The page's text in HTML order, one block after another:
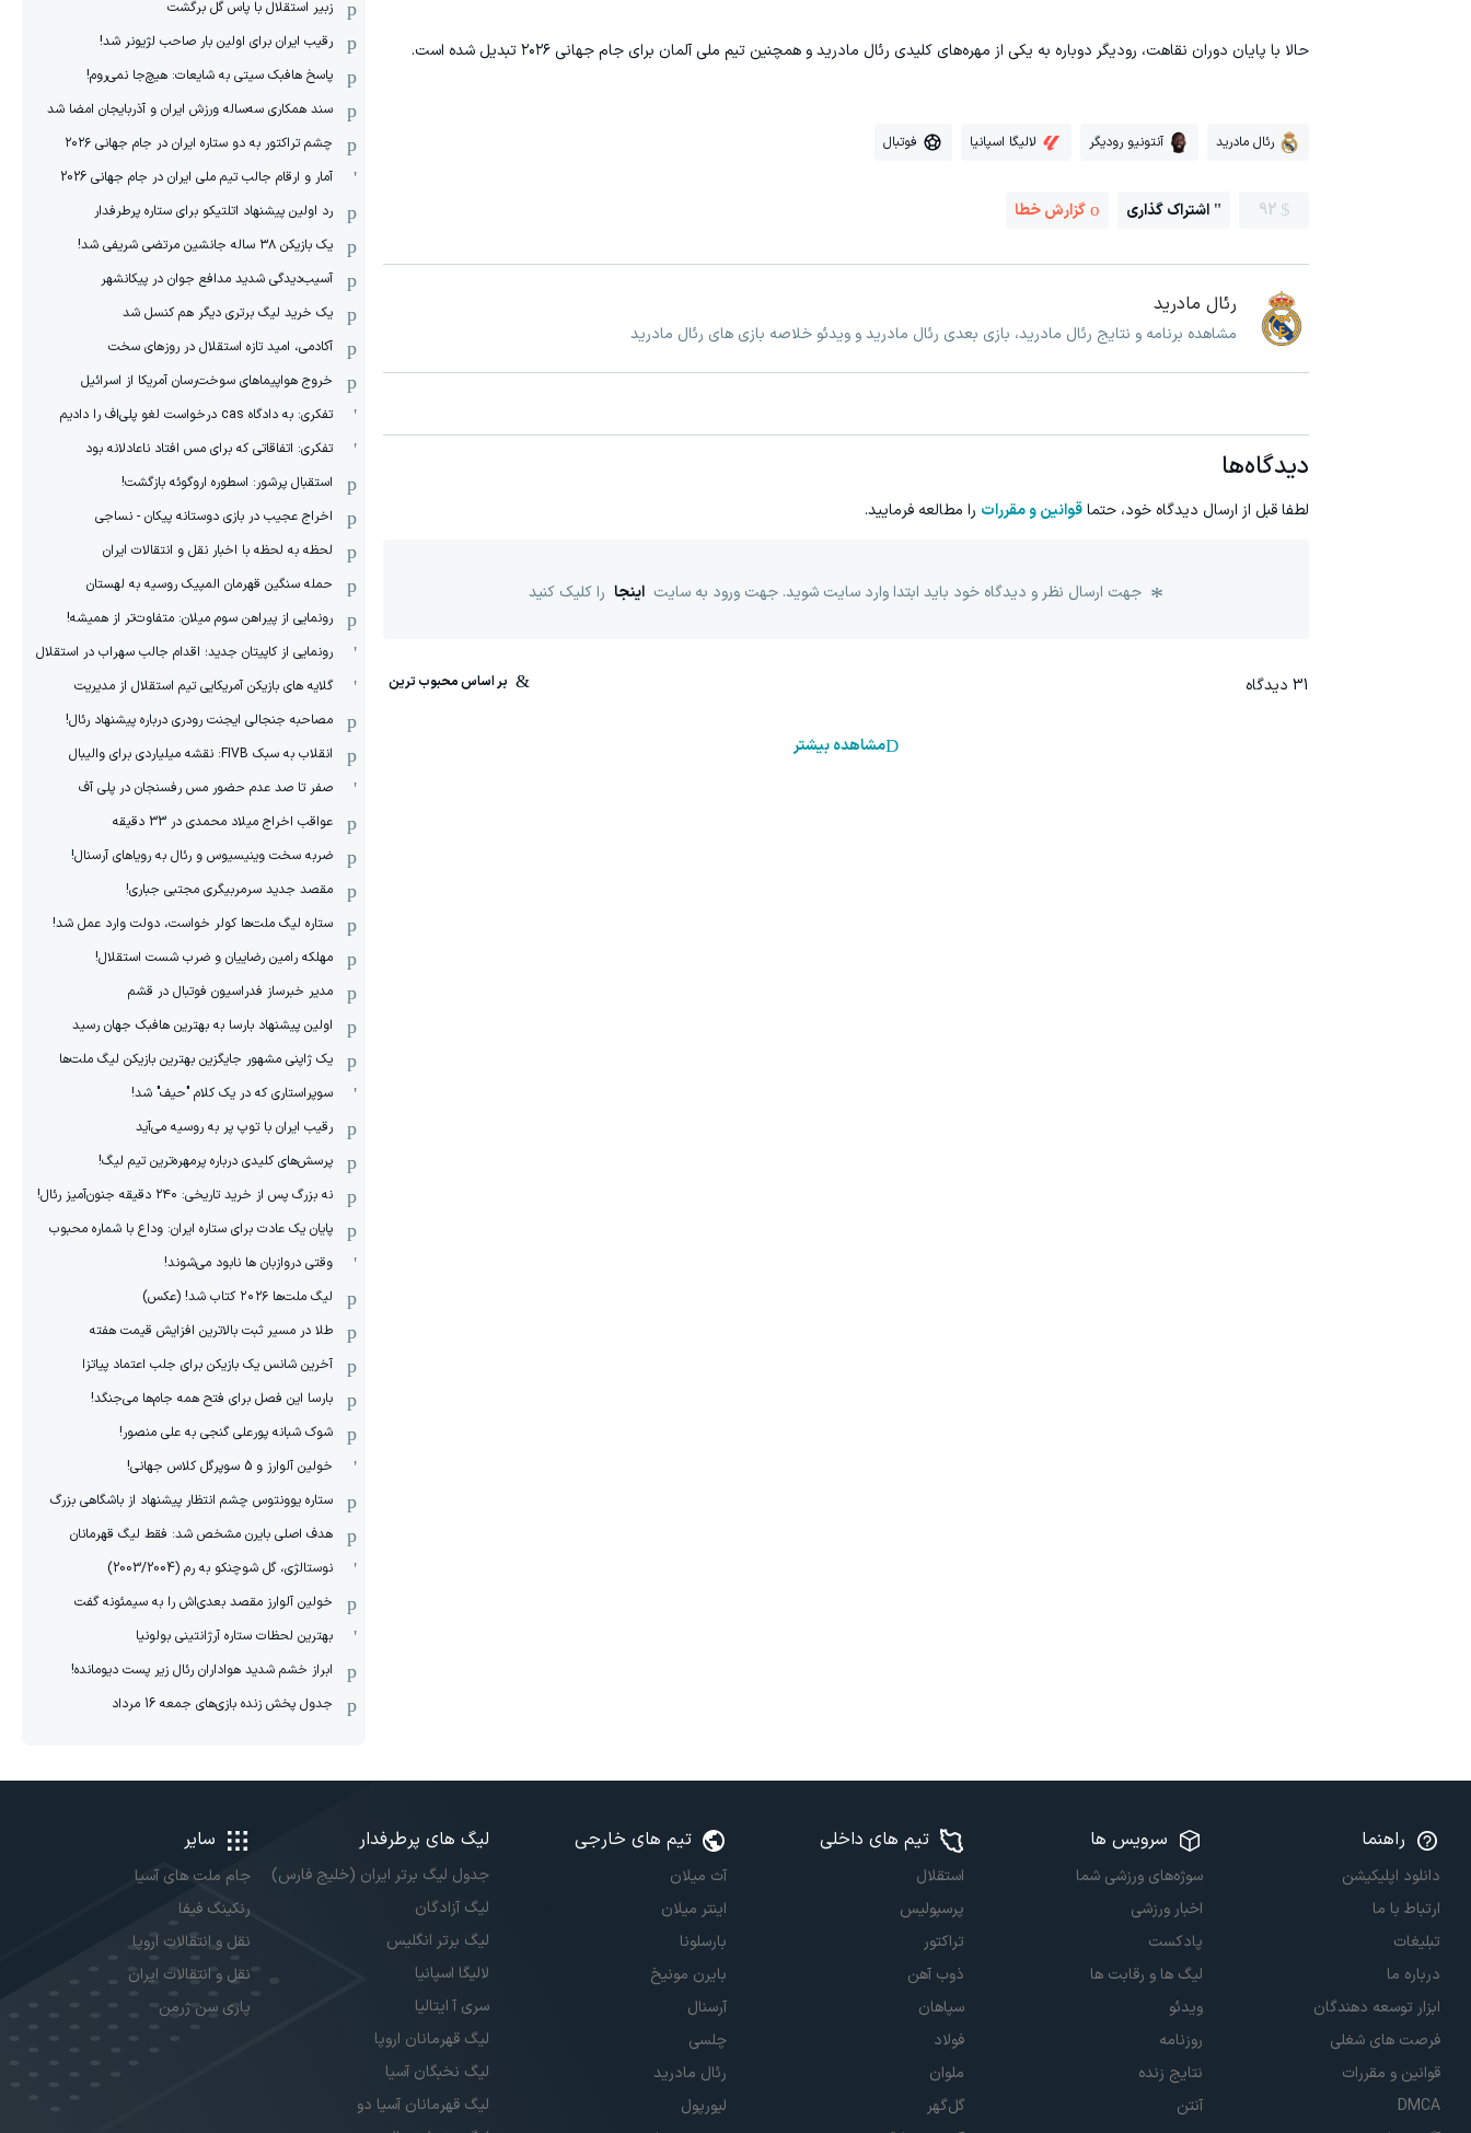
حالا با پایان دوران نقاهت، رودیگر دوباره به یکی از مهره‌های کلیدی رئال مادرید و همچنین تیم ملی آلمان برای جام جهانی ۲۰۲۶ تبدیل شده است.
رئال مادرید آنتونیو رودیگر لالیگا اسپانیا فوتبال
92 اشتراک گذاری گزارش خطا
رئال مادرید
مشاهده برنامه و نتایج رئال مادرید، بازی بعدی رئال مادرید و ویدئو خلاصه بازی های رئال مادرید
دیدگاه‌ها
لطفا قبل از ارسال دیدگاه خود، حتماقوانین و مقررات را مطالعه فرمایید.
جهت ارسال نظر و دیدگاه خود باید ابتدا وارد سایت شوید. جهت ورود به سایت اینجا را کلیک کنید
31 دیدگاه
مشاهده بیشتر
زبیر استقلال با پاس گل برگشت
رقیب ایران برای اولین بار صاحب لژیونر شد!
پاسخ هافبک سیتی به شایعات: هیچ‌جا نمی‌روم!
سند همکاری سه‌ساله‌ ‌ورزش ایران و آذربایجان امضا شد
چشم تراکتور به دو ستاره ایران در جام جهانی ۲۰۲۶
آمار و ارقام جالب تیم ملی ایران در جام جهانی 2026
رد اولین پیشنهاد اتلتیکو برای ستاره پرطرفدار
یک بازیکن ۳۸ ساله جانشین مرتضی شریفی شد!
آسیب‌دیدگی شدید مدافع جوان در پیکانشهر
یک خرید لیگ برتری دیگر هم کنسل شد
آکادمی، امید تازه استقلال در روزهای سخت
خروج هواپیماهای سوخت‌رسان آمریکا از اسرائیل
تفکری: به دادگاه cas درخواست لغو پلی‌اف را دادیم
تفکری: اتفاقاتی که برای مس افتاد ناعادلانه بود
استقبال پرشور: اسطوره اروگوئه بازگشت!
اخراج عجیب در بازی دوستانه پیکان - نساجی
لحظه به لحظه با اخبار نقل و انتقالات ایران
حمله سنگین قهرمان المپیک روسیه به لهستان
رونمایی از پیراهن سوم میلان: متفاوت‌تر از همیشه!
رونمایی از کاپیتان جدید؛ اقدام جالب سهراب در استقلال
گلایه های بازیکن آمریکایی تیم استقلال از مدیریت
مصاحبه جنجالی ایجنت رودری درباره پیشنهاد رئال!
انقلاب به سبک FIVB: نقشه میلیاردی برای والیبال
صفر تا صد عدم حضور مس رفسنجان در پلی آف
عواقب اخراج میلاد محمدی در 33 دقیقه
ضربه سخت وینیسیوس و رئال به رویاهای آرسنال!
مقصد جدید سرمربیگری مجتبی جباری!
ستاره لیگ ملت‌ها کولر خواست، دولت وارد عمل شد!
مهلکه رامین رضاییان و ضرب شست استقلال!
مدیر خبرساز فدراسیون فوتبال در قشم
اولین پیشنهاد بارسا به بهترین هافبک جهان رسید
یک ژاپنی مشهور جایگزین بهترین بازیکن لیگ ملت‌ها
سوپراستاری که در یک کلام "حیف" شد!
رقیب ایران با توپ پر به روسیه می‌آید
پرسش‌های کلیدی درباره پرمهره‌ترین تیم لیگ!
نه بزرگ پس از خرید تاریخی: ۲۴۰ دقیقه جنون‌آمیز رئال!
پایان یک عادت برای ستاره ایران: وداع با شماره محبوب
وقتی دروازبان ها نابود می‌شوند!
لیگ ملت‌ها ٢٠٢۶ کتاب شد! (عکس)
طلا در مسیر ثبت بالاترین افزایش قیمت هفته
آخرین شانس یک بازیکن برای جلب اعتماد پیاتزا
بارسا این فصل برای فتح همه جام‌ها می‌جنگد!
شوک شبانه پورعلی گنجی به علی منصور!
خولین آلوارز و 5 سوپرگل کلاس جهانی!
ستاره یوونتوس چشم انتظار پیشنهاد از باشگاهی بزرگ
هدف اصلی بایرن مشخص شد: فقط لیگ قهرمانان
نوستالژی، گل شوچنکو به رم (2003/2004)
خولین آلوارز مقصد بعدی‌اش را به سیمئونه گفت
بهترین لحظات ستاره آرژانتینی بولونیا
ابراز خشم شدید هواداران رئال زیر پست دیومانده!
جدول پخش زنده بازی‌های جمعه 16 مرداد
راهنما
دانلود اپلیکیشن
ارتباط با ما
تبلیغات
درباره ما
ابزار توسعه دهندگان
فرصت های شغلی
قوانین و مقررات
DMCA
سرویس ها
سوژه‌های ورزشی شما
اخبار ورزشی
پادکست
لیگ ها و رقابت ها
ویدئو
روزنامه
نتایج زنده
آنتن
تیم های داخلی
استقلال
پرسپولیس
تراکتور
ذوب آهن
سپاهان
فولاد
ملوان
گل‌گهر
تیم های خارجی
آث میلان
اینتر میلان
بارسلونا
بایرن مونیخ
آرسنال
چلسی
رئال مادرید
لیورپول
لیگ های پرطرفدار
جدول لیگ برتر ایران (خلیج فارس)
لیگ آزادگان
لیگ برتر انگلیس
لالیگا اسپانیا
سری آ ایتالیا
لیگ قهرمانان اروپا
لیگ نخبگان آسیا
لیگ قهرمانان آسیا دو
سایر
جام ملت های آسیا
رنکینگ فیفا
نقل و انتقالات اروپا
نقل و انتقالات ایران
پاری سن ژرمن